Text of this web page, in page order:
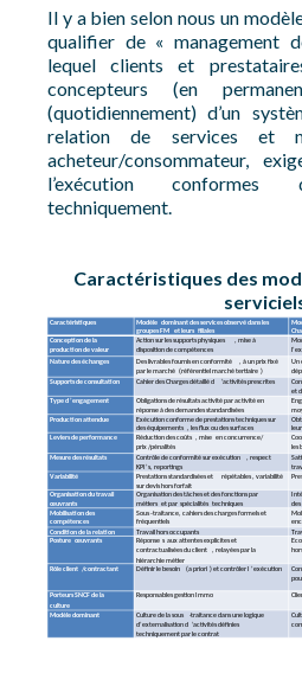
Il y a bien selon nous un
qualifier de « management
lequel clients et
concepteurs (en
(quotidiennement) d’un
relation de services et
acheteur/consommateur,
l’exécution conformes
techniquement.
Caractéristiques des